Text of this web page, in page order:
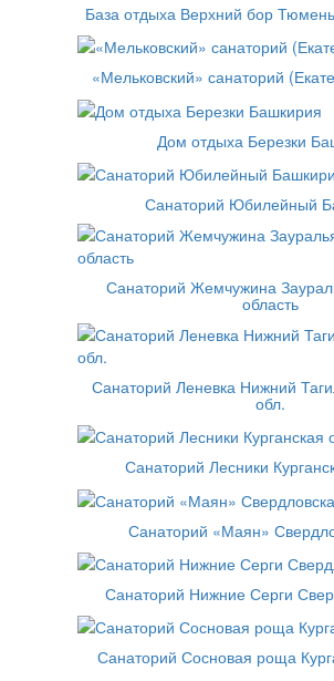
База отдыха Верхний бор
«Мельковский» санаторий
Дом отдыха Березки
Санаторий Юбилейный
Санаторий Жемчужина
область
Санаторий Леневка Нижний
обл.
Санаторий Лесники
Санаторий «Маян»
Санаторий Нижние Серги
Санаторий Сосновая роща